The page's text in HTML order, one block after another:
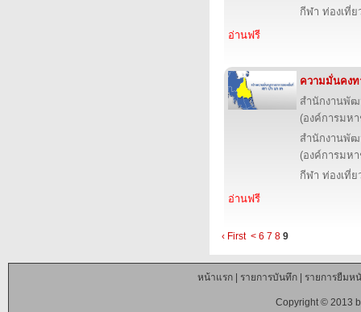
กีฬา ท่องเที่
อ่านฟรี
ความมั่นคงท
สำนักงานพัฒ
(องค์การมห
สำนักงานพัฒ
(องค์การมห
กีฬา ท่องเที่
อ่านฟรี
‹ First < 6 7 8 9
หน้าแรก| รายการบันทึก| รายการยืมห
Copyright © 2013